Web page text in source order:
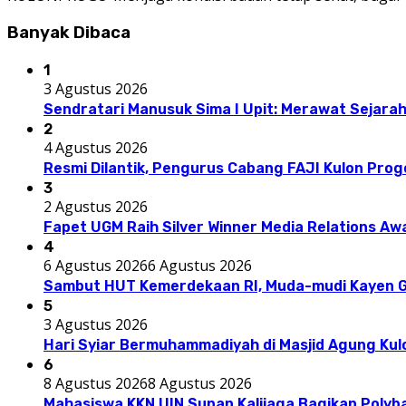
Banyak Dibaca
1
3 Agustus 2026
Sendratari Manusuk Sima I Upit: Merawat
2
4 Agustus 2026
Resmi Dilantik, Pengurus Cabang FAJI Kulon
3
2 Agustus 2026
Fapet UGM Raih Silver Winner Media Relations
4
6 Agustus 20266 Agustus 2026
Sambut HUT Kemerdekaan RI, Muda-mudi Kayen
5
3 Agustus 2026
Hari Syiar Bermuhammadiyah di Masjid Agung
6
8 Agustus 20268 Agustus 2026